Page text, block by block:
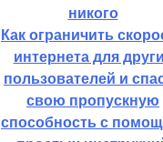
никого
Как ограничить
интернета для
пользователей и
свою пропускную
способность с